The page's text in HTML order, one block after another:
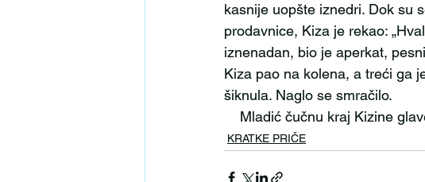
kasnije uopšte iznedri. Dok su
prodavnice, Kiza je rekao:
iznenadan, bio je aperkat,
Kiza pao na kolena, a treći ga
šiknula. Naglo se smračilo.
Mladić čučnu kraj Kizine
KRATKE PRIČE